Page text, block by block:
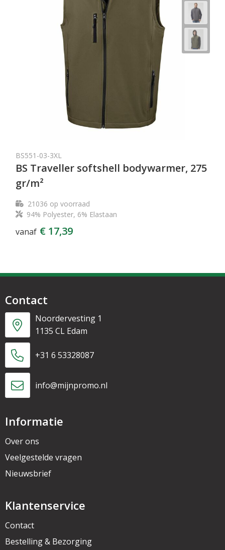
BS551-03-3XL
BS Traveller softshell bodywarmer, 275
gr/m²
21036 op voorraad
94% Polyester, 6% Elastaan
vanaf € 17,39
Contact
Noordervesting 1
1135 CL Edam
+31 6 53328087
info@mijnpromo.nl
Informatie
Over ons
Veelgestelde vragen
Nieuwsbrief
Klantenservice
Contact
Bestelling & Bezorging